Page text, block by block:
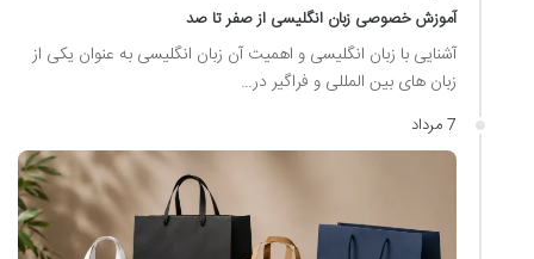
آموزش خصوصی زبان انگلیسی از صفر تا صد
آشنایی با زبان انگلیسی و اهمیت آن زبان انگلیسی به عنوان یکی از
زبان های بین المللی و فراگیر در…
7 مرداد